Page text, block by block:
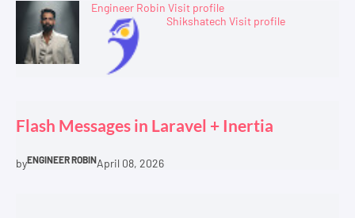
Engineer Robin Visit profile
Shikshatech Visit profile
Flash Messages in Laravel + Inertia
byENGINEER ROBINApril 08, 2026